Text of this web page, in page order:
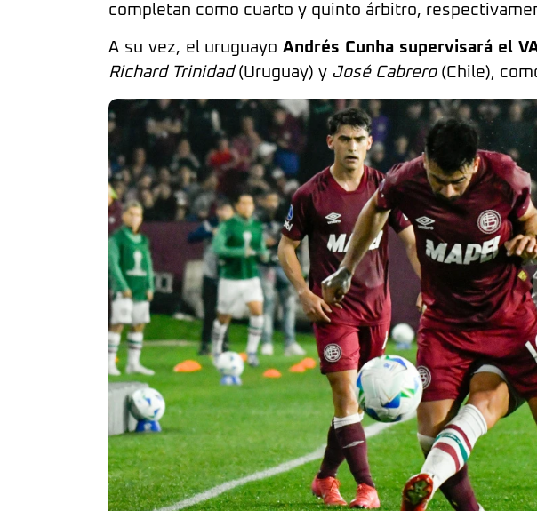
completan como cuarto y quinto árbitro,
A su vez, el uruguayoAndrés Cunha supervisará el
Richard Trinidad(Uruguay) y José Cabrero(Chile),